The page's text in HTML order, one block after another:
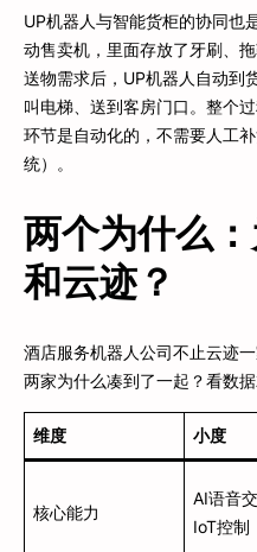
UP机器人与智能货柜的协同也
动售卖机，里面存放了牙刷、
送物需求后，UP机器人自动到
叫电梯、送到客房门口。整个
环节是自动化的，不需要人工
统）。
两个为什么
和云迹？
酒店服务机器人公司不止云迹
两家为什么凑到了一起？看数据
维度 小度
核心能力
AI语音
IoT控制